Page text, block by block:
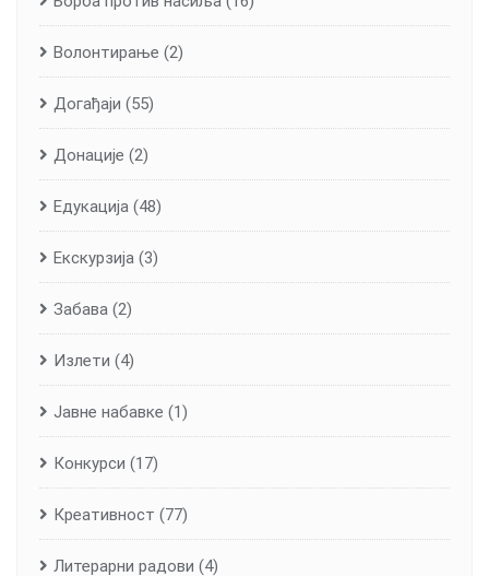
Волонтирање (2)
Догађаји (55)
Донације (2)
Едукација (48)
Екскурзија (3)
Забава (2)
Излети (4)
Јавне набавке (1)
Конкурси (17)
Креативност (77)
Литерарни радови (4)